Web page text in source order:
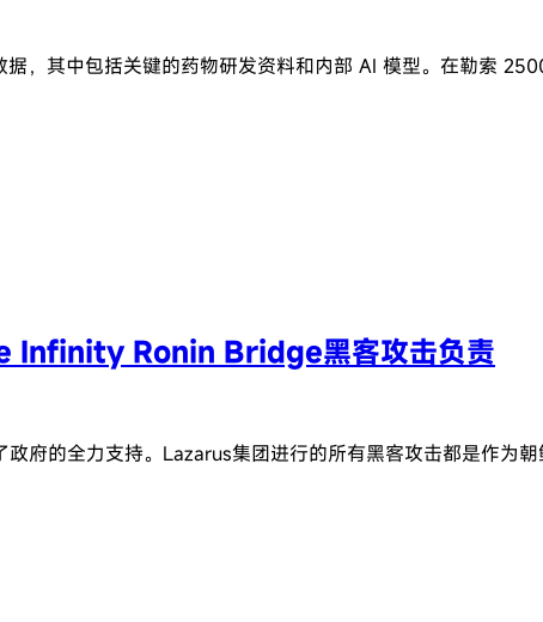
，其中包括关键的药物研发资料和内部 AI 模型。在勒索
Infinity Ronin Bridge黑客攻击负责
府的全力支持。Lazarus集团进行的所有黑客攻击都是作为